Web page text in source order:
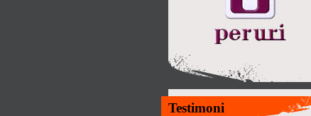
Testimoni